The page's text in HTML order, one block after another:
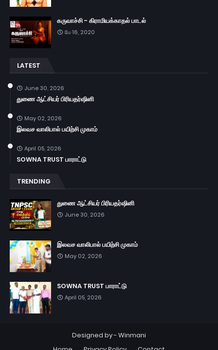
கருவாச்சி - கிராமியக்காதல் பாடல்
மே 16, 2020
LATEST
June 30, 2026
துணை ஆட்சியர் பிரியதர்ஷினி
May 02, 2026
இலவச வாலிபால் பயிற்சி முகாம்
April 05, 2026
SOWNA TRUST பாராட்டு
TRENDING
துணை ஆட்சியர் பிரியதர்ஷினி
June 30, 2026
இலவச வாலிபால் பயிற்சி முகாம்
May 02, 2026
SOWNA TRUST பாராட்டு
April 05, 2026
Designed by - Winmani